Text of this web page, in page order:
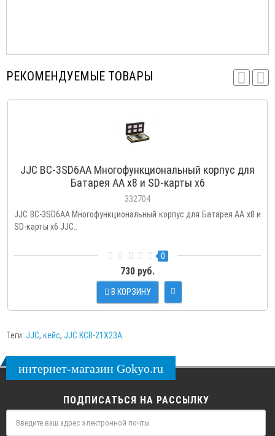
РЕКОМЕНДУЕМЫЕ ТОВАРЫ
JJC BC-3SD6AA Многофункциональный корпус для
Батарея АА х8 и SD-карты x6
332704
JJC BC-3SD6AA Многофункциональный корпус для Батарея АА х8 и
SD-карты x6 JJC..
0
730 руб.
В КОРЗИНУ
Теги: JJC, кейс, JJC KCB-21X23A
интернет-магазин Gokyo.ru
ПОДПИСАТЬСЯ НА РАССЫЛКУ